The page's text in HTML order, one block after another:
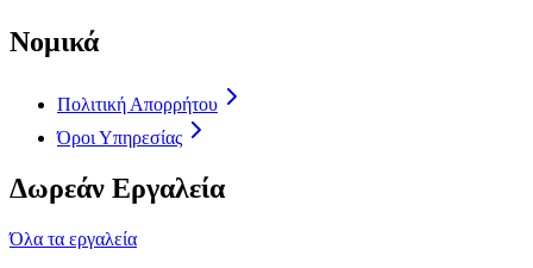
Νομικά
Πολιτική Απορρήτου
Όροι Υπηρεσίας
Δωρεάν Εργαλεία
Όλα τα εργαλεία